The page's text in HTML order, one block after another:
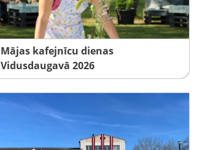
Mājas kafejnīcu dienas
Vidusdaugavā 2026